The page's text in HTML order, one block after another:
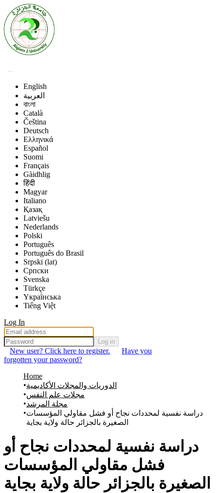
English
العربية
বাংলা
Català
Čeština
Deutsch
Ελληνικά
Español
Suomi
Français
Gàidhlig
हिंदी
Magyar
Italiano
Қазақ
Latviešu
Nederlands
Polski
Português
Português do Brasil
Srpski (lat)
Српски
Svenska
Türkçe
Yкраї́нська
Tiếng Việt
Log In
Log in
New user? Click here to register.
Have you
forgotten your password?
Home
الدوريات والمجلات الأكاديمية
مجلات علم النفس
مجلة المرشد
دراسة نفسية لمحددات نجاح أو فشل مقاولي المؤسسات
الصغيرة بالجزائر حالة ولاية بجاية
دراسة نفسية لمحددات نجاح أو
فشل مقاولي المؤسسات
الصغيرة بالجزائر حالة ولاية بجاية